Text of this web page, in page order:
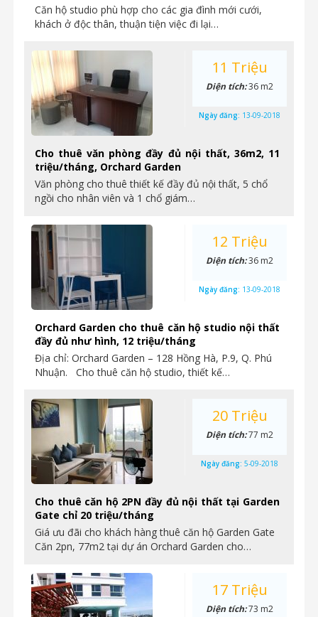
Căn hộ studio phù hợp cho các gia đình mới cưới,
khách ở độc thân, thuận tiện việc đi lại…
Cho thuê văn phòng đầy đủ nội thất, 36m2, 11
triệu/tháng, Orchard Garden
Văn phòng cho thuê thiết kế đầy đủ nội thất, 5 chổ
ngồi cho nhân viên và 1 chổ giám…
11 Triệu
Diện tích:36 m2
Ngày đăng: 13-09-2018
Orchard Garden cho thuê căn hộ studio nội thất
đầy đủ như hình, 12 triệu/tháng
Địa chỉ: Orchard Garden – 128 Hồng Hà, P.9, Q. Phú
Nhuận. Cho thuê căn hộ studio, thiết kế…
12 Triệu
Diện tích:36 m2
Ngày đăng: 13-09-2018
Cho thuê căn hộ 2PN đầy đủ nội thất tại Garden
Gate chỉ 20 triệu/tháng
Giá ưu đãi cho khách hàng thuê căn hộ Garden Gate
Căn 2pn, 77m2 tại dự án Orchard Garden cho…
20 Triệu
Diện tích:77 m2
Ngày đăng: 5-09-2018
17 Triệu
Diện tích:73 m2